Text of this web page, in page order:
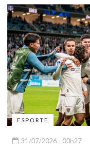
ESPORTE
31/07/2026 - 00h27